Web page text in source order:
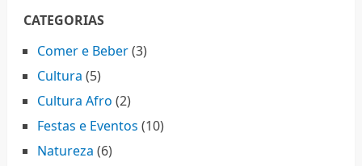
CATEGORIAS
Comer e Beber(3)
Cultura (5)
Cultura Afro (2)
Festas e Eventos (10)
Natureza (6)